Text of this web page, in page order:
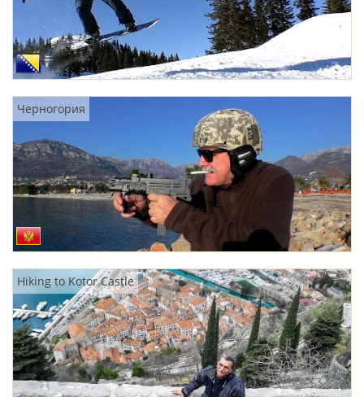
Черногория
Hiking to Kotor Castle